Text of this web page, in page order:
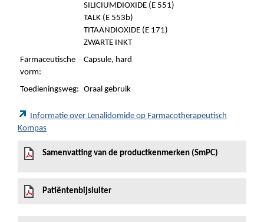
SILICIUMDIOXIDE (E 551)
TALK (E 553b)
TITAANDIOXIDE (E 171)
ZWARTE INKT
Farmaceutische
vorm:
Capsule, hard
Toedieningsweg: Oraal gebruik
Informatie over Lenalidomide op Farmacotherapeutisch
Kompas
Samenvatting van de productkenmerken (SmPC)
Patiëntenbijsluiter